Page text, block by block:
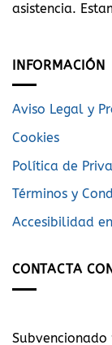
asistencia.
INFORMACIÓN
Aviso Legal y
Cookies
Política de
Términos y
Accesibilidad
CONTACTA
Subvencionado